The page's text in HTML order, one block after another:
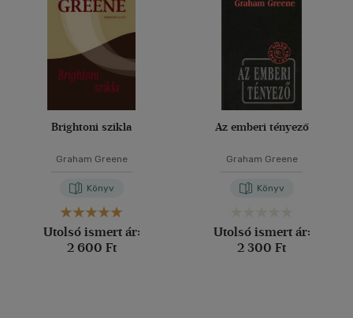
Brightoni szikla
Graham Greene
Könyv
Utolsó ismert ár:
2 600 Ft
Az emberi tényező
Graham Greene
Könyv
Utolsó ismert ár:
2 300 Ft